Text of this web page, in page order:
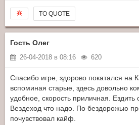
TO QUOTE
Гость Олег
26-04-2018 в 08:16 620
Спасибо игре, здорово покатался на
вспоминая старые, здесь довольно
удобное, скорость приличная. Ездить
Вездеход что надо. По бездорожью
почувствовал кайф.